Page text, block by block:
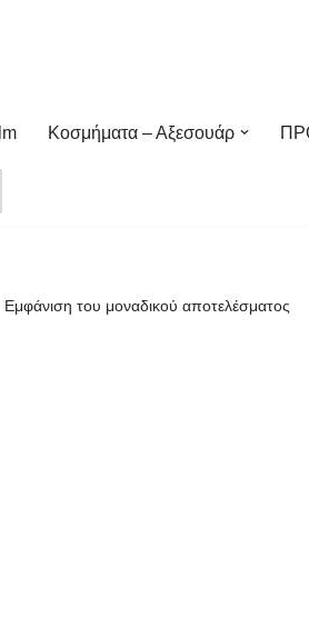
Κοσμήματα – Αξεσουάρ
Εμφάνιση του μοναδικού αποτελέσματος